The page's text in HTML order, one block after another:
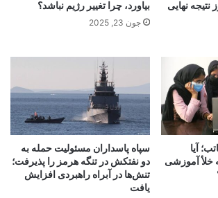
نتیجه نهایی
بیاورد، چرا تغییر رژیم نباشد؟
جون 23, 2025
آیا
خلأ آموزشی
سپاه پاسداران مسئولیت حمله به
دو نفتکش در تنگه هرمز را پذیرفت؛
تنش‌ها در آبراه راهبردی افزایش
یافت